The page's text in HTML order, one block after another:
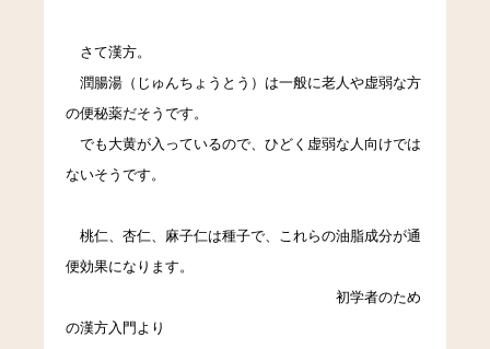
さて漢方。
潤腸湯（じゅんちょうとう）は一般に老人や虚弱な方
の便秘薬だそうです。
でも大黄が入っているので、ひどく虚弱な人向けでは
ないそうです。
桃仁、杏仁、麻子仁は種子で、これらの油脂成分が通
便効果になります。
初学者のため
の漢方入門より